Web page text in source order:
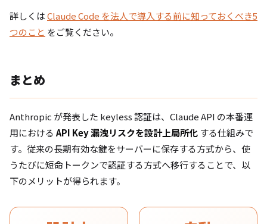
詳しくはClaude Code を法人で導入する前に知っておくべき5
つのこと をご覧ください。
まとめ
Anthropic が発表した keyless 認証は、Claude API の本番運
用における API Key 漏洩リスクを設計上局所化 する仕組みで
す。従来の長期有効な鍵をサーバーに保存する方式から、使
うたびに短命トークンで認証する方式へ移行することで、以
下のメリットが得られます。